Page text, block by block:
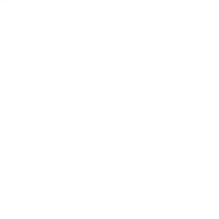
gemacht und auf Anfrage
– 14,1 km Sängermuseum –
– 17,7 km Markusturm and
und eine 9-minütige Fahrt von
und 13 km von Tauber Valley